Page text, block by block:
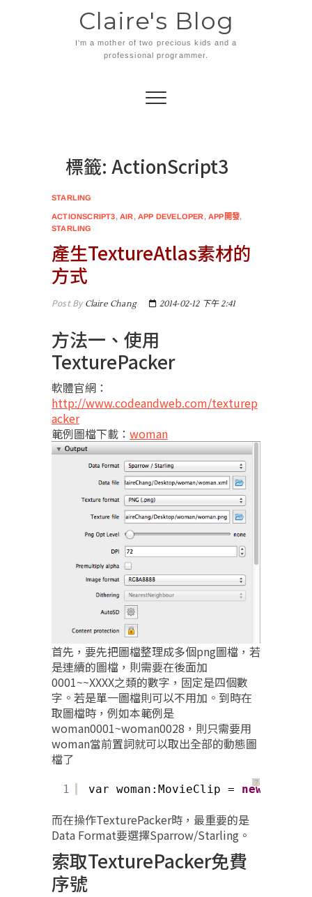
Claire's Blog
I'm a mother of two precious kids and a
professional programmer.
標籤: ActionScript3
STARLING
ACTIONSCRIPT3,AIR,APP DEVELOPER,APP開發,
STARLING
產生TextureAtlas素材的
方式
Post ByClaire Chang 2014-02-12 下午 2:41
方法一、使用
TexturePacker
軟體官網：
http://www.codeandweb.com/texturep
acker
範例圖檔下載： woman
首先，要先把圖檔整理成多個png圖檔，若
是連續的圖檔，則需要在後面加
0001~~XXXX之類的數字，固定是四個數
字。若是單一圖檔則可以不用加。到時在
取圖檔時，例如本範例是
woman0001~woman0028，則只需要用
woman當前置詞就可以取出全部的動態圖
檔了
？
1 var woman:MovieClip = new
而在操作TexturePacker時，最重要的是
Data Format要選擇Sparrow/Starling。
索取TexturePacker免費
序號